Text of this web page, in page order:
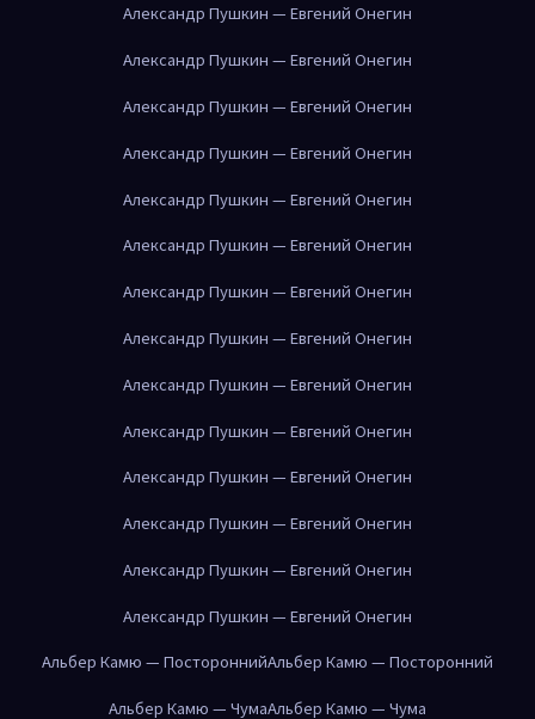
Александр Пушкин — Евгений Онегин
Александр Пушкин — Евгений Онегин
Александр Пушкин — Евгений Онегин
Александр Пушкин — Евгений Онегин
Александр Пушкин — Евгений Онегин
Александр Пушкин — Евгений Онегин
Александр Пушкин — Евгений Онегин
Александр Пушкин — Евгений Онегин
Александр Пушкин — Евгений Онегин
Александр Пушкин — Евгений Онегин
Александр Пушкин — Евгений Онегин
Александр Пушкин — Евгений Онегин
Александр Пушкин — Евгений Онегин
Александр Пушкин — Евгений Онегин
Альбер Камю — ПостороннийАльбер Камю — Посторонний
Альбер Камю — ЧумаАльбер Камю — Чума